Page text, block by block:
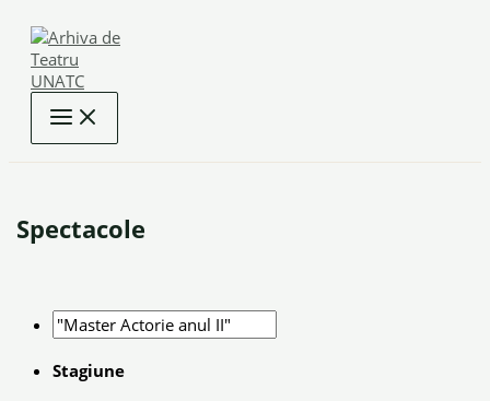
content
Spectacole
Stagiune